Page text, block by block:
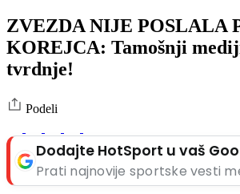
ZVEZDA NIJE POSLALA
KOREJCA: Tamošnji
tvrdnje!
Podeli
Dodajte HotSport u vaš
Prati najnovije sportske vesti